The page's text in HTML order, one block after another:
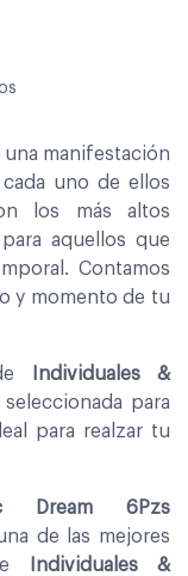
manifestación
uno de ellos
los más altos
aquellos que
Contamos
y momento de tu
Individuales &
para
para realzar tu
Dream 6Pzs
de las mejores
Individuales &